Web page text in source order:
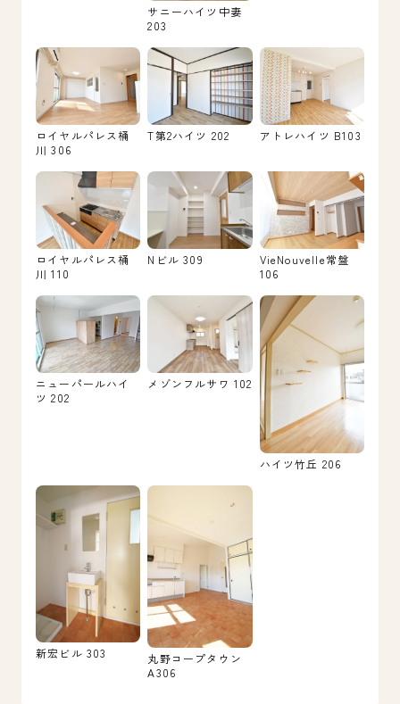
サニーハイツ中妻
203
ロイヤルパレス桶
川 306
T第2ハイツ 202 アトレハイツ B103
ロイヤルパレス桶
川 110
Nビル 309
VieNouvelle常盤
106
ニューパールハイ
ツ 202
メゾンフルサワ 102
ハイツ竹丘 206
新宏ビル 303
丸野コープタウン
A306